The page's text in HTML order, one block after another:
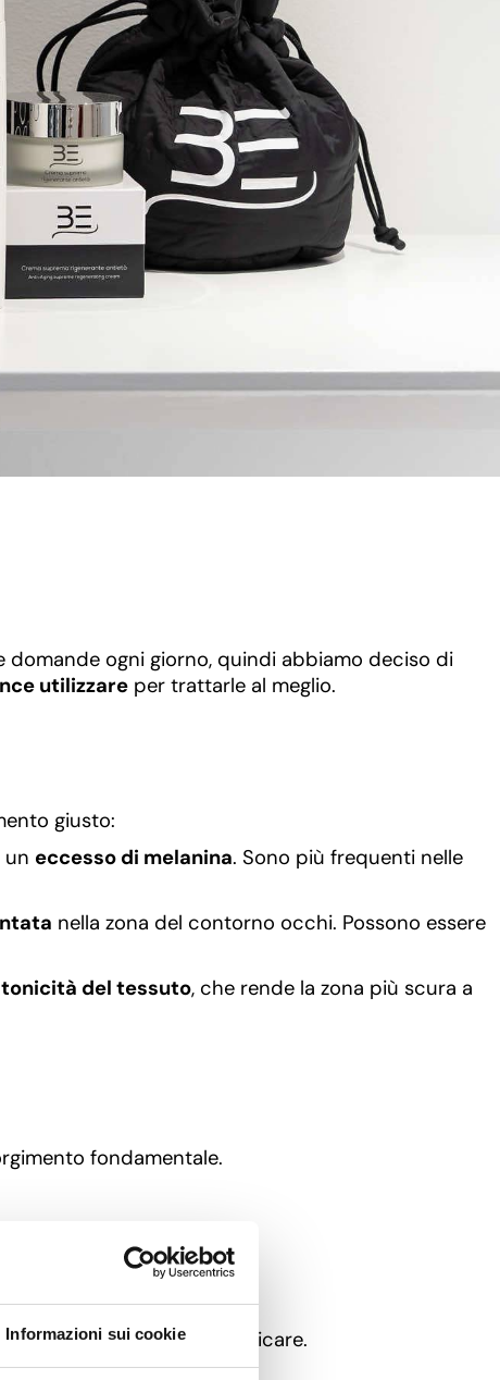
Informazioni sui cookie
ogni giorno, quindi abbiamo deciso di
utilizzare per trattarle al meglio.
giusto:
un eccesso di melanina. Sono più frequenti nelle
nella zona del contorno occhi. Possono essere
tonicità del tessuto, che rende la zona più scura a
fondamentale.
e facilissimo da applicare.